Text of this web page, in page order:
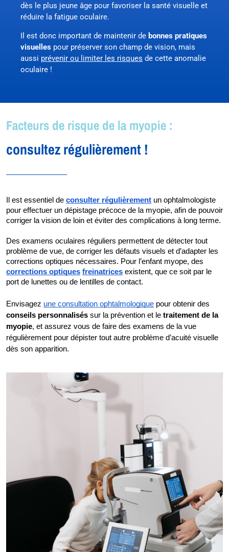
dès le plus jeune âge pour favoriser la santé visuelle et
réduire la fatigue oculaire.
Il est donc important de maintenir de bonnes pratiques
visuelles pour préserver son champ de vision, mais
aussi prévenir ou limiter les risques de cette anomalie
oculaire !
Facteurs de risque de la myopie :
consultez régulièrement !
Il est essentiel de consulter régulièrement un ophtalmologiste
pour effectuer un dépistage précoce de la myopie, afin de pouvoir
corriger la vision de loin et éviter des complications à long terme.
Des examens oculaires réguliers permettent de détecter tout
problème de vue, de corriger les défauts visuels et d’adapter les
corrections optiques nécessaires. Pour l’enfant myope, des
corrections optiques freinatrices existent, que ce soit par le
port de lunettes ou de lentilles de contact.
Envisagez une consultation ophtalmologique pour obtenir des
conseils personnalisés sur la prévention et le traitement de la
myopie, et assurez vous de faire des examens de la vue
régulièrement pour dépister tout autre problème d’acuité visuelle
dès son apparition.